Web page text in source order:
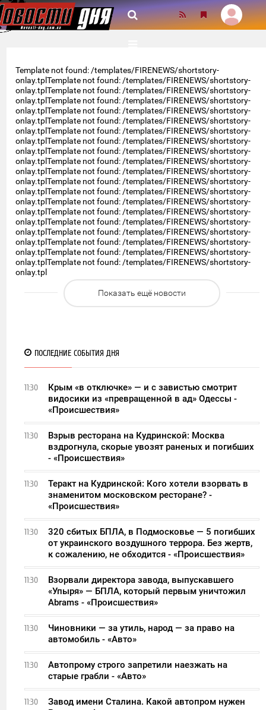
Template not found: /templates/FIRENEWS/shortstory-
onlay.tplTemplate not found: /templates/FIRENEWS/shortstory-
onlay.tplTemplate not found: /templates/FIRENEWS/shortstory-
onlay.tplTemplate not found: /templates/FIRENEWS/shortstory-
onlay.tplTemplate not found: /templates/FIRENEWS/shortstory-
onlay.tplTemplate not found: /templates/FIRENEWS/shortstory-
onlay.tplTemplate not found: /templates/FIRENEWS/shortstory-
onlay.tplTemplate not found: /templates/FIRENEWS/shortstory-
onlay.tplTemplate not found: /templates/FIRENEWS/shortstory-
onlay.tplTemplate not found: /templates/FIRENEWS/shortstory-
onlay.tplTemplate not found: /templates/FIRENEWS/shortstory-
onlay.tplTemplate not found: /templates/FIRENEWS/shortstory-
onlay.tplTemplate not found: /templates/FIRENEWS/shortstory-
onlay.tplTemplate not found: /templates/FIRENEWS/shortstory-
onlay.tplTemplate not found: /templates/FIRENEWS/shortstory-
onlay.tplTemplate not found: /templates/FIRENEWS/shortstory-
onlay.tplTemplate not found: /templates/FIRENEWS/shortstory-
onlay.tplTemplate not found: /templates/FIRENEWS/shortstory-
onlay.tplTemplate not found: /templates/FIRENEWS/shortstory-
onlay.tplTemplate not found: /templates/FIRENEWS/shortstory-
onlay.tpl
Показать ещё новости
ПОСЛЕДНИЕ СОБЫТИЯ ДНЯ
11:30
Крым «в отключке» — и с завистью смотрит
видосики из «превращенной в ад» Одессы -
«Происшествия»
11:30
Взрыв ресторана на Кудринской: Москва
вздрогнула, скорые увозят раненых и погибших
- «Происшествия»
11:30
Теракт на Кудринской: Кого хотели взорвать в
знаменитом московском ресторане? -
«Происшествия»
11:30
320 сбитых БПЛА, в Подмосковье — 5 погибших
от украинского воздушного террора. Без жертв,
к сожалению, не обходится - «Происшествия»
11:30
Взорвали директора завода, выпускавшего
«Упыря» — БПЛА, который первым уничтожил
Abrams - «Происшествия»
11:30
Чиновники — за утиль, народ — за право на
автомобиль - «Авто»
11:30
Автопрому строго запретили наезжать на
старые грабли - «Авто»
11:30
Завод имени Сталина. Какой автопром нужен